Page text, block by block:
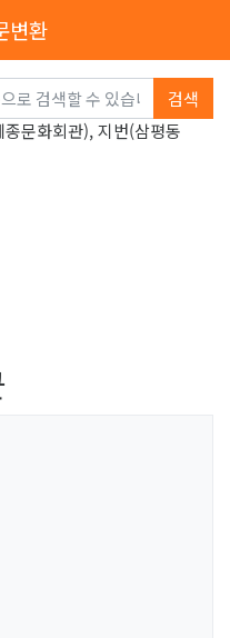
변환
검색
문화회관), 지번(삼평동